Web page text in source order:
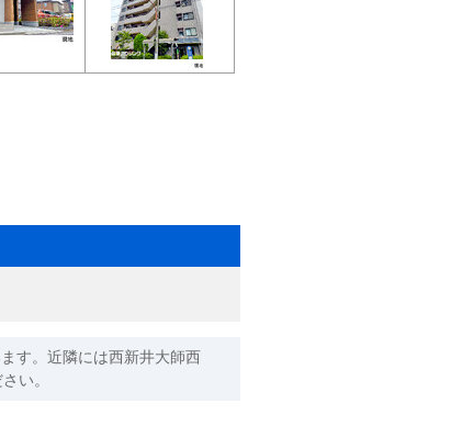
す。近隣には西新井大師西
い。